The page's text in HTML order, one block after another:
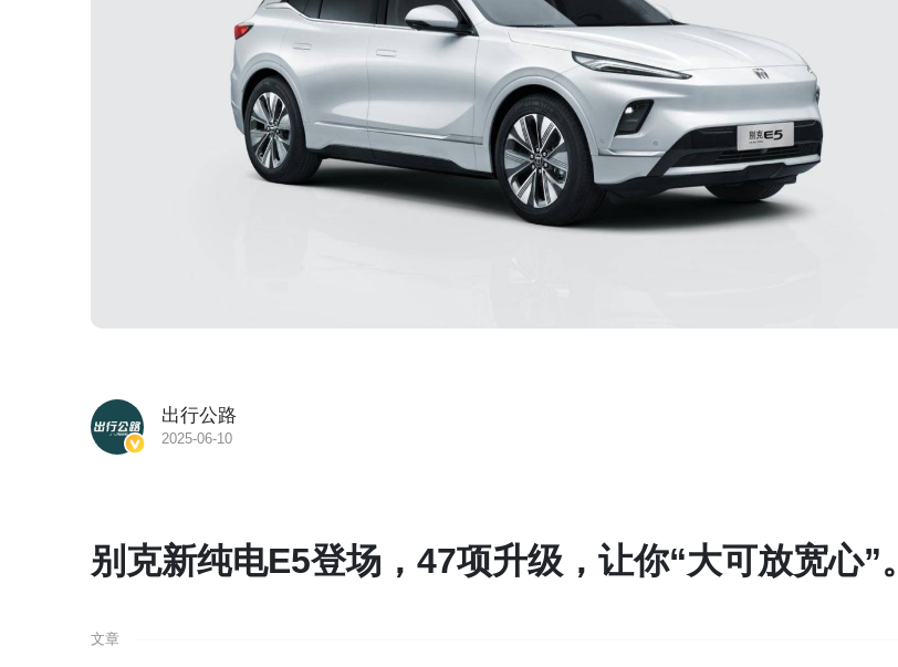
出行公路
2025-06-10
别克新纯电E5登场，47项升级，让你“大可放宽心”。
文章